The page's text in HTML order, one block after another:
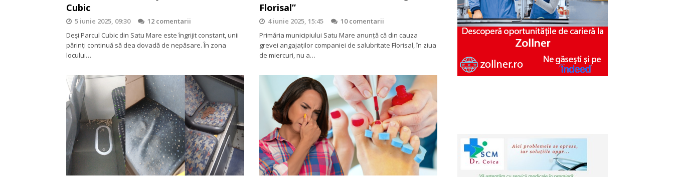
Cubic
5 iunie 2025, 09:30
12 comentarii
Deși Parcul Cubic din Satu Mare este îngrijit constant, unii
părinți continuă să dea dovadă de nepăsare. În zona
locului…
Florisal”
4 iunie 2025, 15:45
10 comentarii
Primăria municipiului Satu Mare anunță că din cauza
grevei angajaților companiei de salubritate Florisal, în ziua
de miercuri, nu a…